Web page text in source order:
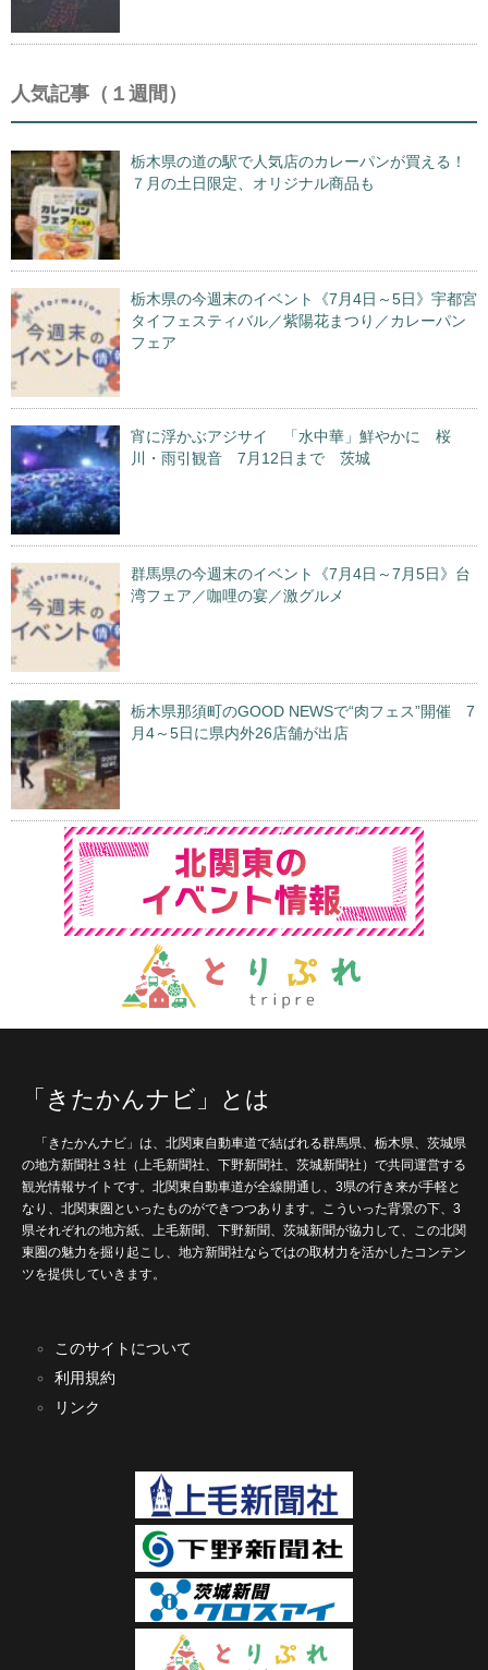
人気記事（１週間）
栃木県の道の駅で人気店のカレーパンが買える！
７月の土日限定、オリジナル商品も
栃木県の今週末のイベント《7月4日～5日》宇都宮
タイフェスティバル／紫陽花まつり／カレーパン
フェア
宵に浮かぶアジサイ 「水中華」鮮やかに 桜
川・雨引観音 7月12日まで 茨城
群馬県の今週末のイベント《7月4日～7月5日》台
湾フェア／咖哩の宴／激グルメ
栃木県那須町のGOOD NEWSで“肉フェス”開催 7
月4～5日に県内外26店舗が出店
「きたかんナビ」とは
「きたかんナビ」は、北関東自動車道で結ばれる群馬県、栃木県、茨城県
の地方新聞社３社（上毛新聞社、下野新聞社、茨城新聞社）で共同運営する
観光情報サイトです。北関東自動車道が全線開通し、3県の行き来が手軽と
なり、北関東圏といったものができつつあります。こういった背景の下、3
県それぞれの地方紙、上毛新聞、下野新聞、茨城新聞が協力して、この北関
東圏の魅力を掘り起こし、地方新聞社ならではの取材力を活かしたコンテン
ツを提供していきます。
このサイトについて
利用規約
リンク